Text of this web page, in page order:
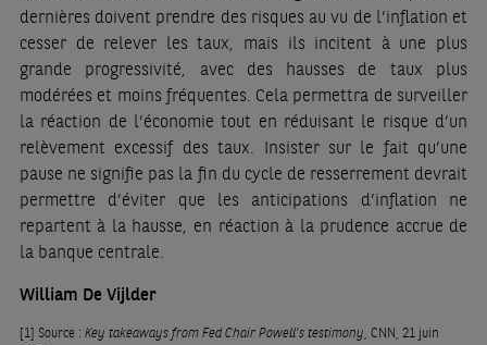
dernières doivent prendre des risques au vu de l’inflation et
cesser de relever les taux, mais ils incitent à une plus
grande progressivité, avec des hausses de taux plus
modérées et moins fréquentes. Cela permettra de surveiller
la réaction de l’économie tout en réduisant le risque d’un
relèvement excessif des taux. Insister sur le fait qu’une
pause ne signifie pas la fin du cycle de resserrement devrait
permettre d’éviter que les anticipations d’inflation ne
repartent à la hausse, en réaction à la prudence accrue de
la banque centrale.
William De Vijlder
[1] Source : Key takeaways from Fed Chair Powell’s testimony , CNN, 21 juin